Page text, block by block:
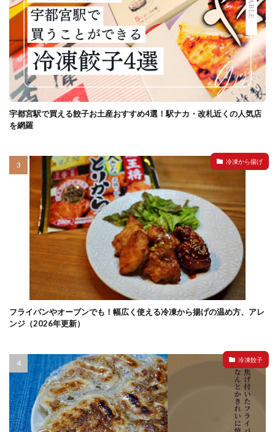
宇都宮駅で買える餃子お土産おすすめ4選！駅ナカ・改札近くの人気店
を網羅
冷凍から揚げ
フライパンやオーブンでも！幅広く使える冷凍から揚げの温め方、アレ
ンジ（2026年更新）
冷凍餃子